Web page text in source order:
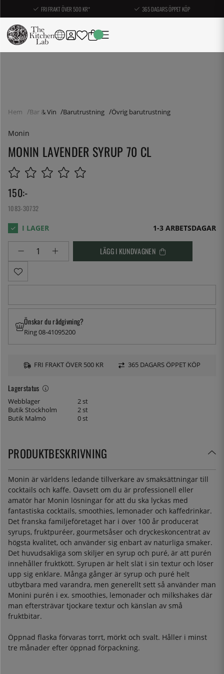
FRI FRAKT ÖVER 500 KR* 365 DAGARS ÖPPET KÖP
Hem Bar & Vin Barutrustning Övrig barutrustning
Monin
MONIN LAVENDER SYRUP 70 CL
150:-
1083-30732
1-3 ARBETSDAGAR
LÄGG I KUNDVAGNEN
Lagerstatus
Webblager
2 st
Butik Stockholm
2 st
Butik Malmö
0 st
Önskar du rådgivning?
Ring 08-41095200
FRI FRAKT ÖVER 500 KR 365 DAGARS ÖPPET KÖP
PRODUKTBESKRIVNING
Monin är världens ledande tillverkare av smaksättningar till
cocktails och kaffe. Oavsett om du är professionell eller
amatör har Monin lösningar för att du ska lyckas med
fantastiska cocktails, smoothies, lemonader och kaffedrinkar.
Det franska familjeföretaget har i över 100 år producerat
syrups, fruktpuréer, gourmetsåser och dryckeskoncentrat av
högsta kvalitet, och använder sig enbart av naturliga smaker.
Det huvudsakliga som skiljer en syrup och puré, är att purén
innehåller fruktkött. Syrupen är helt slät i sin textur och löser
upp sig enklare. Många gånger är syrup och puré helt
utbytbara med varandra, men generellt sett så använder man
Monini purén i ex. smoothies, lemonader och milkshakes där
man eftersträvar tjockare textur och känslan av små
fruktbitar.
Öppnad flaska förvaras torrt, mörkt och svalt. Håller i minst
tre månader efter öppnad förpackning.